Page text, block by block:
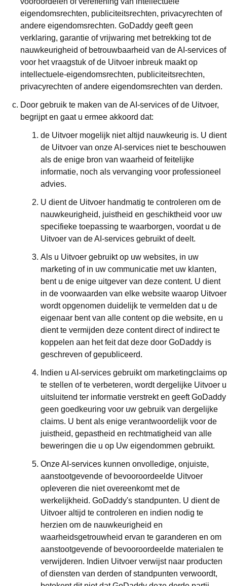
eigendomsrechten, publiciteitsrechten, privacyrechten of
andere eigendomsrechten. GoDaddy geeft geen
verklaring, garantie of vrijwaring met betrekking tot de
nauwkeurigheid of betrouwbaarheid van de AI-services of
voor het vraagstuk of de Uitvoer inbreuk maakt op
intellectuele-eigendomsrechten, publiciteitsrechten,
privacyrechten of andere eigendomsrechten van derden.
Door gebruik te maken van de AI-services of de Uitvoer,
begrijpt en gaat u ermee akkoord dat:
de Uitvoer mogelijk niet altijd nauwkeurig is. U dient
de Uitvoer van onze AI-services niet te beschouwen
als de enige bron van waarheid of feitelijke
informatie, noch als vervanging voor professioneel
advies.
U dient de Uitvoer handmatig te controleren om de
nauwkeurigheid, juistheid en geschiktheid voor uw
specifieke toepassing te waarborgen, voordat u de
Uitvoer van de AI-services gebruikt of deelt.
Als u Uitvoer gebruikt op uw websites, in uw
marketing of in uw communicatie met uw klanten,
bent u de enige uitgever van deze content. U dient
in de voorwaarden van elke website waarop Uitvoer
wordt opgenomen duidelijk te vermelden dat u de
eigenaar bent van alle content op die website, en u
dient te vermijden deze content direct of indirect te
koppelen aan het feit dat deze door GoDaddy is
geschreven of gepubliceerd.
Indien u AI-services gebruikt om marketingclaims op
te stellen of te verbeteren, wordt dergelijke Uitvoer u
uitsluitend ter informatie verstrekt en geeft GoDaddy
geen goedkeuring voor uw gebruik van dergelijke
claims. U bent als enige verantwoordelijk voor de
juistheid, gepastheid en rechtmatigheid van alle
beweringen die u op Uw eigendommen gebruikt.
Onze AI-services kunnen onvolledige, onjuiste,
aanstootgevende of bevooroordeelde Uitvoer
opleveren die niet overeenkomt met de
werkelijkheid. GoDaddy's standpunten. U dient de
Uitvoer altijd te controleren en indien nodig te
herzien om de nauwkeurigheid en
waarheidsgetrouwheid ervan te garanderen en om
aanstootgevende of bevooroordeelde materialen te
verwijderen. Indien Uitvoer verwijst naar producten
of diensten van derden of standpunten verwoordt,